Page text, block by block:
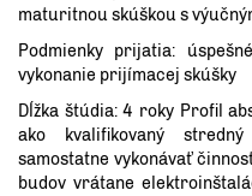
maturitnou skúškou s
Podmienky prijatia:
vykonanie prijímacej skúšky
Dĺžka štúdia: 4 roky Profil
ako kvalifikovaný
samostatne vykonávať
budov vrátane